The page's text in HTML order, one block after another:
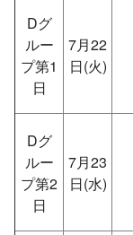
Dグ
ルー
プ第1
日
7月22
日(火)
Dグ
ルー
プ第2
日
7月23
日(水)